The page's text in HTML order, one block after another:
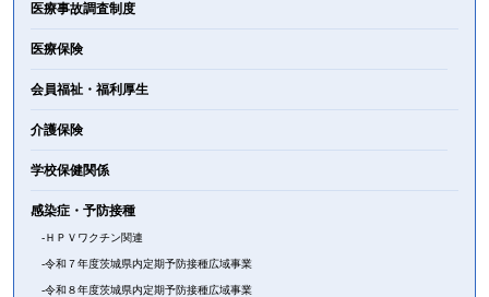
医療事故調査制度
医療保険
会員福祉・福利厚生
介護保険
学校保健関係
感染症・予防接種
ＨＰＶワクチン関連
令和７年度茨城県内定期予防接種広域事業
令和８年度茨城県内定期予防接種広域事業